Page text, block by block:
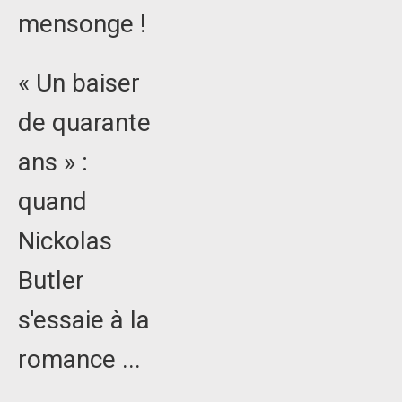
mensonge !
« Un baiser
de quarante
ans » :
quand
Nickolas
Butler
s'essaie à la
romance ...